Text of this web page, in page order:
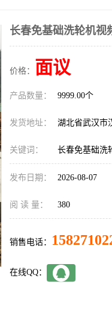
长春免基础洗轮机视
价格： 面议
产品数量： 9999.00个
发货地址： 湖北省武汉市
关键词： 长春免基础洗
发布日期： 2026-08-07
阅 读 量： 380
销售电话：
在线QQ：